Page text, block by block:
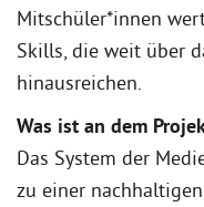
Mitschüler*innen
Skills, die weit über
hinausreichen.
Was ist an dem
Das System der
zu einer